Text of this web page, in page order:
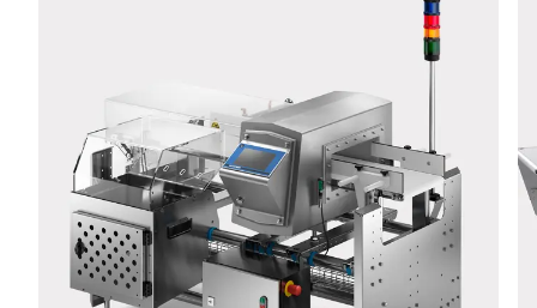
Почтовый индекс *
Город *
Страна *